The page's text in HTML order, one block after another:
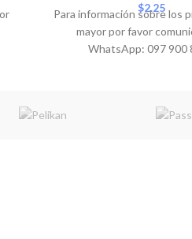
$2.25
Para información sobre los
mayor por favor
WhatsApp: 097 900